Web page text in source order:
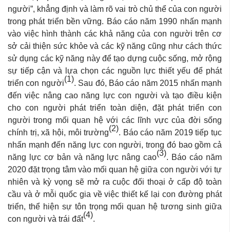
người”, khẳng định và làm rõ vai trò chủ thể của con người
trong phát triển bền vững. Báo cáo năm 1990 nhấn mạnh
vào việc hình thành các khả năng của con người trên cơ
sở cải thiện sức khỏe và các kỹ năng cũng như cách thức
sử dụng các kỹ năng này để tạo dựng cuộc sống, mở rộng
sự tiếp cận và lựa chọn các nguồn lực thiết yếu để phát
triển con người(1). Sau đó, Báo cáo năm 2015 nhấn mạnh
đến việc nâng cao năng lực con người và tạo điều kiện
cho con người phát triển toàn diện, đặt phát triển con
người trong mối quan hệ với các lĩnh vực của đời sống
chính trị, xã hội, môi trường(2). Báo cáo năm 2019 tiếp tục
nhấn mạnh đến năng lực con người, trong đó bao gồm cả
năng lực cơ bản và năng lực nâng cao(3). Báo cáo năm
2020 đặt trọng tâm vào mối quan hệ giữa con người với tự
nhiên và kỳ vọng sẽ mở ra cuộc đối thoại ở cấp độ toàn
cầu và ở mỗi quốc gia về việc thiết kế lại con đường phát
triển, thể hiện sự tôn trọng mối quan hệ tương sinh giữa
con người và trái đất(4).